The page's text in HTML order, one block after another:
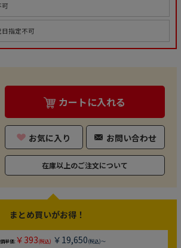
指定不可
カートに入れる
お気に入り お問い合わせ
在庫以上のご注文について
まとめ買いがお得！
個単価:￥393(税込) ￥19,650(税込)～